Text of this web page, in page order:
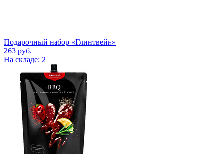
Подарочный набор «Глинтвейн»
263 руб.
На складе: 2